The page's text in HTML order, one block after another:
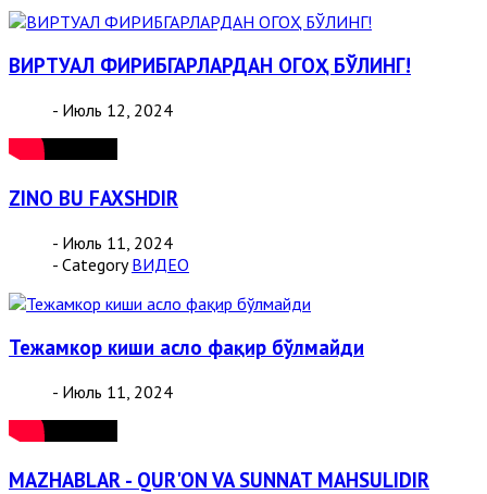
ВИРТУАЛ ФИРИБГАРЛАРДАН ОГОҲ БЎЛИНГ!
- Июль 12, 2024
ZINO BU FAXSHDIR
- Июль 11, 2024
- Category ВИДЕО
Тежамкор киши асло фақир бўлмайди
- Июль 11, 2024
MAZHABLAR - QUR'ON VA SUNNAT MAHSULIDIR